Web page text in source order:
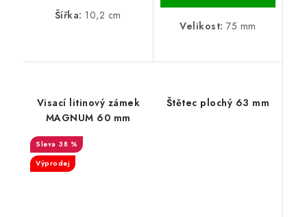
Šířka: 10,2 cm
Velikost: 75 mm
Visací litinový zámek
MAGNUM 60 mm
38 %
Výprodej
Štětec plochý 63 mm